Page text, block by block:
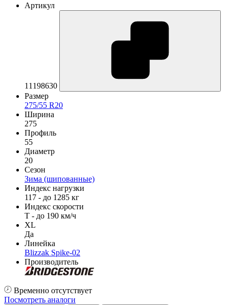
Артикул
11198630
Размер
275/55 R20
Ширина
275
Профиль
55
Диаметр
20
Сезон
Зима (шипованные)
Индекс нагрузки
117 - до 1285 кг
Индекс скорости
T - до 190 км/ч
XL
Да
Линейка
Blizzak Spike-02
Производитель
Временно отсутствует
Посмотреть аналоги